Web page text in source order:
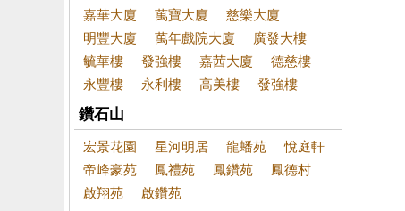
嘉華大廈
萬寶大廈
慈樂大廈
明豐大廈
萬年戲院大廈
廣發大樓
毓華樓
發強樓 嘉茜大廈
德慈樓
永豐樓
永利樓 高美樓 發強樓
鑽石山
宏景花園 星河明居 龍蟠苑
悅庭軒
帝峰豪苑
鳳禮苑 鳳鑽苑
鳳德村
啟翔苑
啟鑽苑